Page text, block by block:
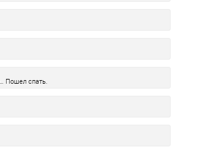
Пошел спать.